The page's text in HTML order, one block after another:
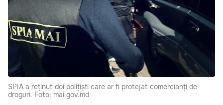
SPIA a reținut doi polițiști care ar fi protejat comercianți de
droguri. Foto: mai.gov.md